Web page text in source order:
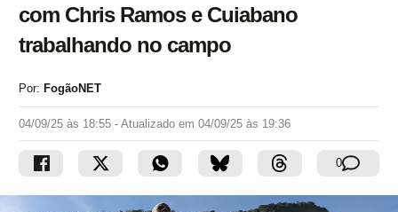
com Chris Ramos e Cuiabano
trabalhando no campo
Por: FogãoNET
04/09/25 às 18:55 - Atualizado em 04/09/25 às 19:36
0